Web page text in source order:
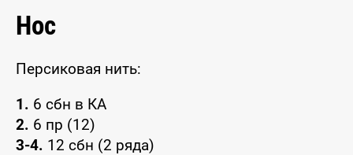
Нос
Персиковая нить:
1. 6 сбн в КА
2. 6 пр (12)
3-4. 12 сбн (2 ряда)